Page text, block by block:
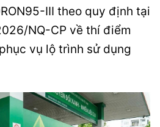
III theo quy định tại
NQ-CP về thí điểm
vụ lộ trình sử dụng